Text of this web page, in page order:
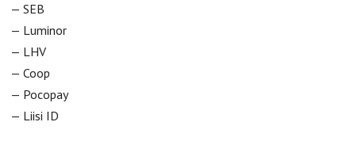
— SEB
— Luminor
— LHV
— Coop
— Pocopay
— Liisi ID